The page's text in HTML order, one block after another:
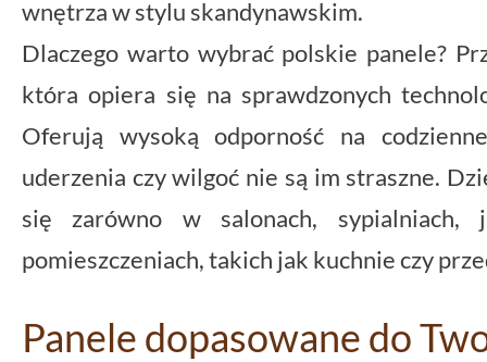
wnętrza w stylu skandynawskim.
Dlaczego warto wybrać polskie panele?
która opiera się na sprawdzonych
Oferują wysoką odporność na
uderzenia czy wilgoć nie są im straszne.
się zarówno w salonach, sypialniach,
pomieszczeniach, takich jak kuchnie czy
Panele dopasowane do